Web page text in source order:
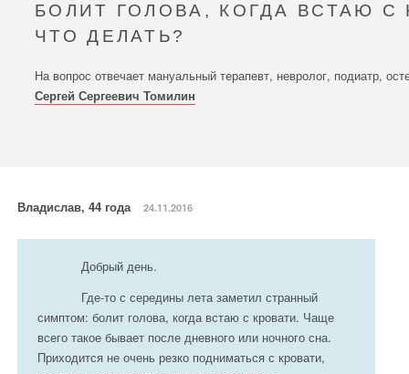
БОЛИТ ГОЛОВА, КОГДА ВСТАЮ С
ЧТО ДЕЛАТЬ?
На вопрос отвечает мануальный терапевт, невролог, подиатр,
Сергей Сергеевич Томилин
Владислав, 44 года 24.11.2016
Добрый день.
Где-то с середины лета заметил странный
симптом: болит голова, когда встаю с кровати. Чаще
всего такое бывает после дневного или ночного сна.
Приходится не очень резко подниматься с кровати,